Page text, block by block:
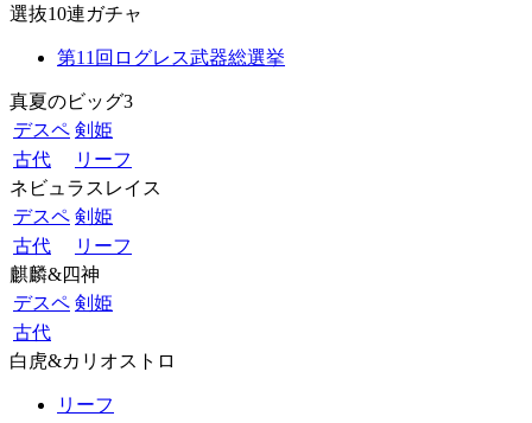
選抜10連ガチャ
第11回ログレス武器総選挙
真夏のビッグ3
デスペ 剣姫
古代
リーフ
ネビュラスレイス
デスペ 剣姫
古代
リーフ
麒麟&四神
デスペ 剣姫
古代
白虎&カリオストロ
リーフ